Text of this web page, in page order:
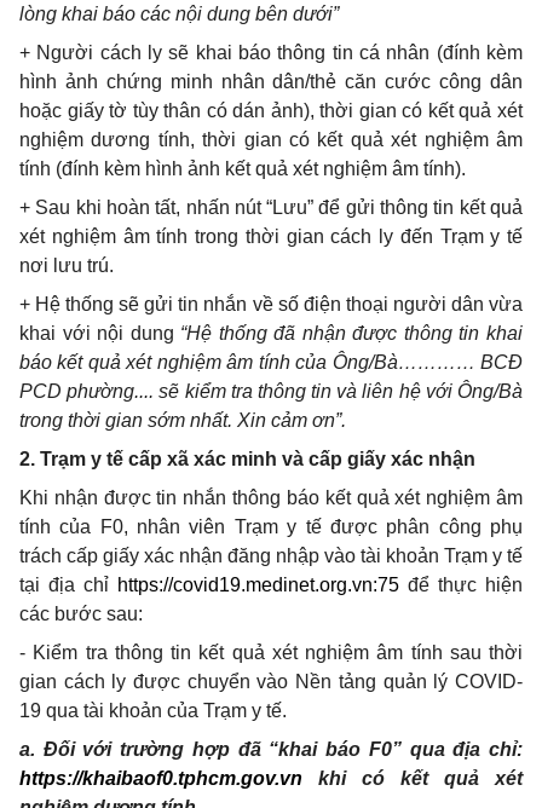
lòng khai báo các nội dung bên dưới”
+ Người cách ly sẽ khai báo thông tin cá nhân (đính kèm
hình ảnh chứng minh nhân dân/thẻ căn cước công dân
hoặc giấy tờ tùy thân có dán ảnh), thời gian có kết quả xét
nghiệm dương tính, thời gian có kết quả xét nghiệm âm
tính (đính kèm hình ảnh kết quả xét nghiệm âm tính).
+ Sau khi hoàn tất, nhấn nút “Lưu”để gửi thông tin kết quả
xét nghiệm âm tính trong thời gian cách ly đến Trạm y tế
nơi lưu trú.
+ Hệ thống sẽ gửi tin nhắn về số điện thoại người dân vừa
khai với nội dung “Hệ thống đã nhận được thông tin khai
báo kết quả xét nghiệm âm tính của Ông/Bà………… BCĐ
PCD phường.... sẽ kiểm tra thông tin và liên hệ với Ông/Bà
trong thời gian sớm nhất. Xin cảm ơn”.
2. Trạm y tế cấp xã xác minh và cấp giấy xác nhận
Khi nhận được tin nhắn thông báo kết quả xét nghiệm âm
tính của F0, nhân viên Trạm y tế được phân công phụ
trách cấp giấy xác nhận đăng nhập vào tài khoản Trạm y tế
tại địa chỉ https://covid19.medinet.org.vn:75 để thực hiện
các bước sau:
- Kiểm tra thông tin kết quả xét nghiệm âm tính sau thời
gian cách ly được chuyển vào Nền tảng quản lý COVID-
19 qua tài khoản của Trạm y tế.
a. Đối với trường hợp đã “khai báo F0” qua địa chỉ:
https://khaibaof0.tphcm.gov.vn khi có kết quả xét